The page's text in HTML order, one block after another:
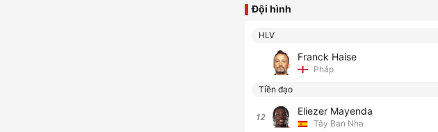
Đội hình
HLV
Franck Haise
Pháp
Tiền đạo
12 Eliezer Mayenda
Tây Ban Nha